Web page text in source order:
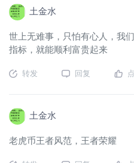
土金水
世上无难事，只怕有心人，我
指标，就能顺利富贵起来
转发 回复
土金水
老虎币王者风范，王者荣耀